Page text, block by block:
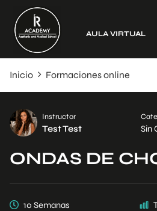
AULA VIRTUAL
Inicio Formaciones online
Instructor
Test Test Sin
ONDAS DE
10 Semanas